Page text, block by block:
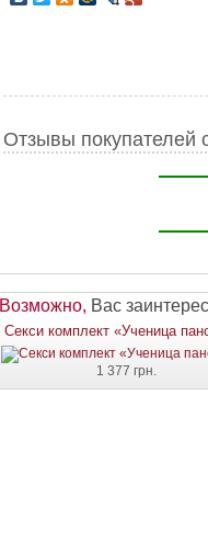
Отзывы покупателей
Возможно, Вас
Секси комплект «Ученица
1 377 грн.